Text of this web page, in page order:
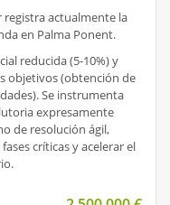
actualmente la
en Palma Ponent.
reducida (5-10%) y
objetivos (obtención de
Se instrumenta
expresamente
de resolución ágil,
críticas y acelerar el